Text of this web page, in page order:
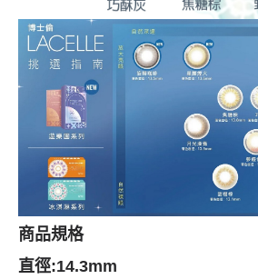
商品規格
直徑:14.3mm